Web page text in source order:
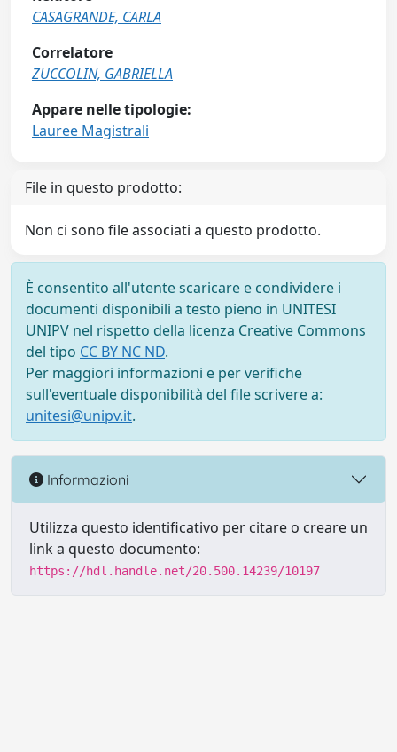
CASAGRANDE, CARLA
Correlatore
ZUCCOLIN, GABRIELLA
Appare nelle tipologie:
Lauree Magistrali
File in questo prodotto:
Non ci sono file associati a questo prodotto.
È consentito all'utente scaricare e condividere i
documenti disponibili a testo pieno in UNITESI
UNIPV nel rispetto della licenza Creative Commons
del tipo CC BY NC ND.
Per maggiori informazioni e per verifiche
sull'eventuale disponibilità del file scrivere a:
unitesi@unipv.it.
Informazioni
Utilizza questo identificativo per citare o creare un
link a questo documento:
https://hdl.handle.net/20.500.14239/10197